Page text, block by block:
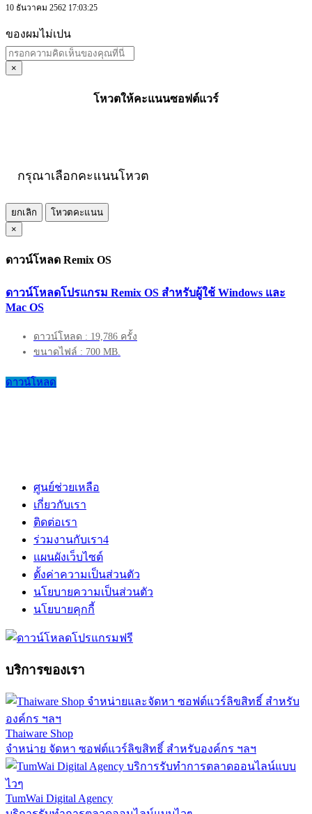
10 ธันวาคม 2562 17:03:25
ของผมไม่เปน
×
โหวตให้คะแนนซอฟต์แวร์
กรุณาเลือกคะแนนโหวต
ยกเลิก
โหวตคะแนน
×
ดาวน์โหลด Remix OS
ดาวน์โหลดโปรแกรม Remix OS สำหรับผู้ใช้ Windows และ
Mac OS
ดาวน์โหลด : 19,786 ครั้ง
ขนาดไฟล์ : 700 MB.
ดาวน์โหลด
ศูนย์ช่วยเหลือ
เกี่ยวกับเรา
ติดต่อเรา
ร่วมงานกับเรา4
แผนผังเว็บไซต์
ตั้งค่าความเป็นส่วนตัว
นโยบายความเป็นส่วนตัว
นโยบายคุกกี้
บริการของเรา
Thaiware Shop
จำหน่าย จัดหา ซอฟต์แวร์ลิขสิทธิ์ สำหรับองค์กร ฯลฯ
TumWai Digital Agency